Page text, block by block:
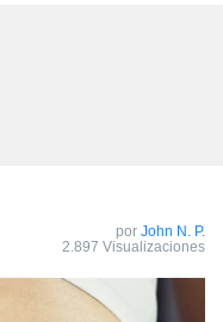
por John N. P.
2.897 Visualizaciones